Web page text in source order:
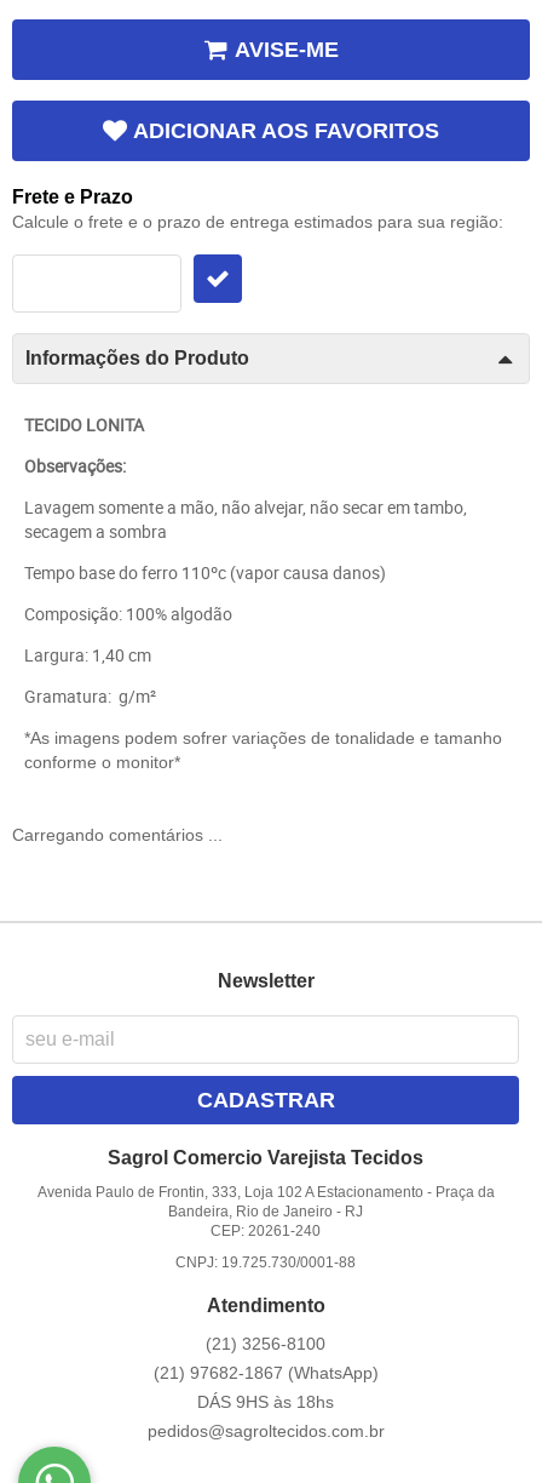
AVISE-ME
ADICIONAR AOS FAVORITOS
Frete e Prazo
Calcule o frete e o prazo de entrega estimados para sua região:
Informações do Produto
TECIDO LONITA
Observações:
Lavagem somente a mão, não alvejar, não secar em tambo,
secagem a sombra
Tempo base do ferro 110ºc (vapor causa danos)
Composição: 100% algodão
Largura: 1,40 cm
Gramatura: g/m²
*As imagens podem sofrer variações de tonalidade e tamanho
conforme o monitor*
Carregando comentários ...
Newsletter
CADASTRAR
Sagrol Comercio Varejista Tecidos
Avenida Paulo de Frontin, 333, Loja 102 A Estacionamento - Praça da
Bandeira, Rio de Janeiro - RJ
CEP: 20261-240
CNPJ: 19.725.730/0001-88
Atendimento
(21) 3256-8100
(21) 97682-1867 (WhatsApp)
DÁS 9HS às 18hs
pedidos@sagroltecidos.com.br